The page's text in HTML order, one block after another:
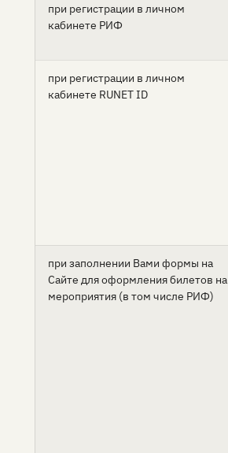
при регистрации в личном
кабинете РИФ
при регистрации в личном
кабинете RUNET ID
при заполнении Вами формы на
Сайте для оформления билетов на
мероприятия (в том числе РИФ)